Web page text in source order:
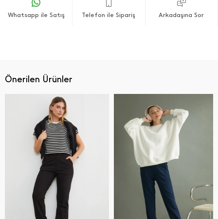
Whatsapp ile Satış Telefon ile Sipariş Arkadaşına Sor
Önerilen Ürünler